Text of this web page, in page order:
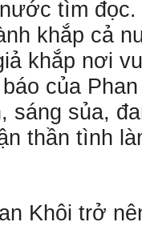
tìm
khắp cả
khắp nơi
của
sáng sủa,
thần tình
Khôi trở